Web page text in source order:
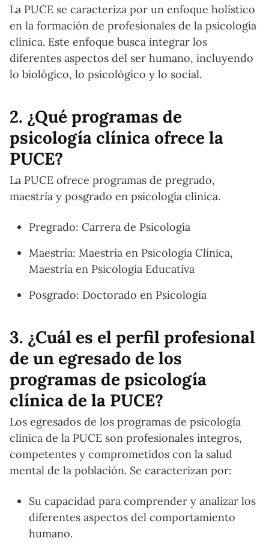
La PUCE se caracteriza por un enfoque holístico
en la formación de profesionales de la psicología
clínica. Este enfoque busca integrar los
diferentes aspectos del ser humano, incluyendo
lo biológico, lo psicológico y lo social.
2. ¿Qué programas de
psicología clínica ofrece la
PUCE?
La PUCE ofrece programas de pregrado,
maestría y posgrado en psicología clínica.
Pregrado: Carrera de Psicología
Maestría: Maestría en Psicología Clínica,
Maestría en Psicología Educativa
Posgrado: Doctorado en Psicología
3. ¿Cuál es el perfil profesional
de un egresado de los
programas de psicología
clínica de la PUCE?
Los egresados de los programas de psicología
clínica de la PUCE son profesionales íntegros,
competentes y comprometidos con la salud
mental de la población. Se caracterizan por:
Su capacidad para comprender y analizar los
diferentes aspectos del comportamiento
humano.